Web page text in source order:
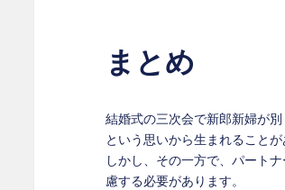
まとめ
結婚式の三次会で新郎新婦が
という思いから生まれることが
しかし、その一方で、パート
慮する必要があります。